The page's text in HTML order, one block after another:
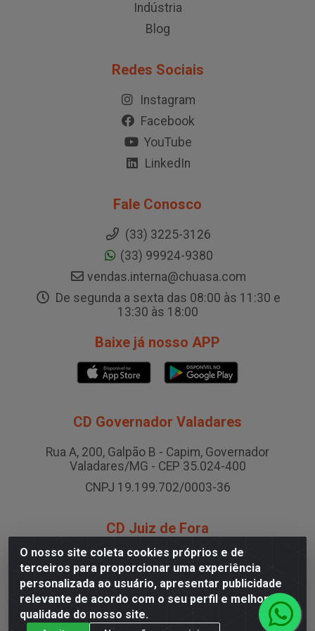
O nosso site coleta cookies próprios e de
terceiros para proporcionar uma experiência
personalizada ao usuário, apresentar publicidade
relevante de acordo com o seu perfil e melhorar a
qualidade do nosso site.
Indústria
Blog
Redes Sociais
Instagram
Facebook
YouTube
LinkedIn
Fale Conosco
(33) 3225-3126
(33) 99924-9380
vendas.interna@chuasa.com
De segunda a sexta das 08:00 às 11:30 e
13:30 às 18:00
Baixe já nosso APP
CD Governador Valadares
Rua A, 200, Galpão B - Capim, Governador
Valadares/MG - CEP 35.024-400
CNPJ 19.199.702/0003-36
CD Juiz de Fora
Rodovia BR-040 , Nº 0, Área B2 Condominio Brasil
LOG - São Pedro, Juiz de Fora/MG
CNPJ 19.199.702/0005-06